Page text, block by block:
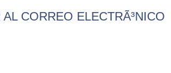
CORREO ELECTRÃ³NICO